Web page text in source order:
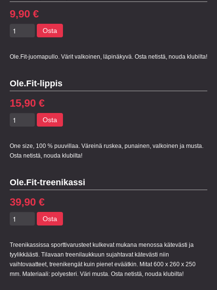
Ole.Fit-juomapullo. Värit valkoinen, läpinäkyvä. Osta netistä, nouda klubilta!
9,90 €
Osta
Ole.Fit-lippis
One size, 100 % puuvillaa. Väreinä ruskea, punainen, valkoinen ja musta.
Osta netistä, nouda klubilta!
15,90 €
Osta
Ole.Fit-treenikassi
Treenikassissa sporttivarusteet kulkevat mukana menossa kätevästi ja
tyylikkäästi. Tilavaan treenilaukkuun sujahtavat kätevästi niin
vaihtovaatteet, treenikengät kuin pienet eväätkin. Mitat 600 x 260 x 250
mm. Materiaali: polyesteri. Väri musta. Osta netistä, nouda klubilta!
39,90 €
Osta